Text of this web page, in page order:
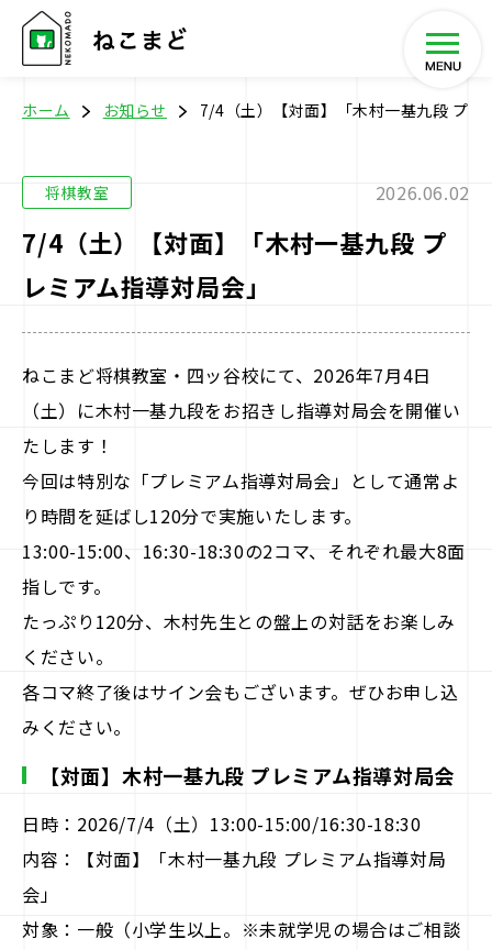
ホーム
将棋教室
イベント
駒doc.
企業情報
お知らせ
お問い合わせ
ホーム お知らせ 7/4（土）【対面】「木村一基九段 プレ
将棋教室 2026.06.02
7/4（土）【対面】「木村一基九段 プ
レミアム指導対局会」
ねこまど将棋教室・四ッ谷校にて、2026年7月4日
（土）に木村一基九段をお招きし指導対局会を開催い
たします！
今回は特別な「プレミアム指導対局会」として通常よ
り時間を延ばし120分で実施いたします。
13:00-15:00、16:30-18:30の2コマ、それぞれ最大8面
指しです。
たっぷり120分、木村先生との盤上の対話をお楽しみ
ください。
各コマ終了後はサイン会もございます。ぜひお申し込
みください。
【対面】木村一基九段 プレミアム指導対局会
日時：2026/7/4（土）13:00-15:00/16:30-18:30
内容：【対面】「木村一基九段 プレミアム指導対局
会」
対象：一般（小学生以上。※未就学児の場合はご相談